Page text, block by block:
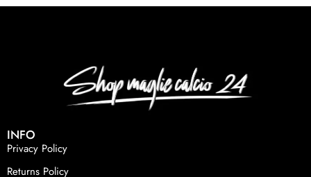
INFO
Privacy Policy
Returns Policy